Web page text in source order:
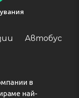
Автобус
в
най-